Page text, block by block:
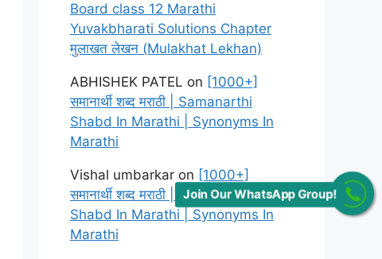
Board class 12 Marathi
Yuvakbharati Solutions Chapter
मुलाखत लेखन (Mulakhat Lekhan)
ABHISHEK PATEL on [1000+]
समानार्थी शब्द मराठी | Samanarthi
Shabd In Marathi | Synonyms In
Marathi
Vishal umbarkar on [1000+]
समानार्थी शब्द मराठी | Samanarthi
Shabd In Marathi | Synonyms In
Marathi
Join Our WhatsApp Group!